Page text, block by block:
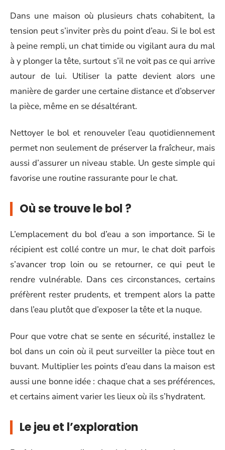
Dans une maison où plusieurs chats cohabitent, la
tension peut s’inviter près du point d’eau. Si le bol est
à peine rempli, un chat timide ou vigilant aura du mal
à y plonger la tête, surtout s’il ne voit pas ce qui arrive
autour de lui. Utiliser la patte devient alors une
manière de garder une certaine distance et d’observer
la pièce, même en se désaltérant.
Nettoyer le bol et renouveler l’eau quotidiennement
permet non seulement de préserver la fraîcheur, mais
aussi d’assurer un niveau stable. Un geste simple qui
favorise une routine rassurante pour le chat.
Où se trouve le bol ?
L’emplacement du bol d’eau a son importance. Si le
récipient est collé contre un mur, le chat doit parfois
s’avancer trop loin ou se retourner, ce qui peut le
rendre vulnérable. Dans ces circonstances, certains
préfèrent rester prudents, et trempent alors la patte
dans l’eau plutôt que d’exposer la tête et la nuque.
Pour que votre chat se sente en sécurité, installez le
bol dans un coin où il peut surveiller la pièce tout en
buvant. Multiplier les points d’eau dans la maison est
aussi une bonne idée : chaque chat a ses préférences,
et certains aiment varier les lieux où ils s’hydratent.
Le jeu et l’exploration